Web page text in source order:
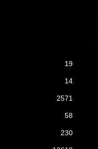
19
14
2571
58
230